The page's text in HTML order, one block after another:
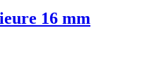
16 mm